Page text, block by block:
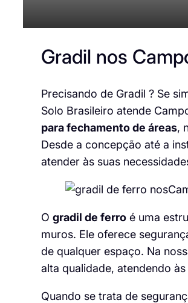
Gradil nos
Precisando de Gradil ? Se
Solo Brasileiro atende
para fechamento de áreas,
Desde a concepção até a
atender às suas
O gradil de ferroé uma
muros. Ele oferece
de qualquer espaço. Na
alta qualidade, atendendo
Quando se trata de